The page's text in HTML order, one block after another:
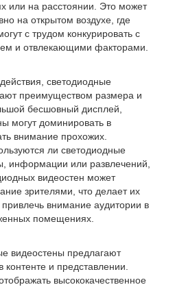
или на расстоянии. Это может
на открытом воздухе, где
с трудом конкурировать с
и отвлекающими факторами.
светодиодные
преимуществом размера и
бесшовный дисплей,
могут доминировать в
внимание прохожих.
ли светодиодные
информации или развлечений,
видеостен может
зрителями, что делает их
внимание аудитории в
помещениях.
видеостены предлагают
и представлении.
высококачественное